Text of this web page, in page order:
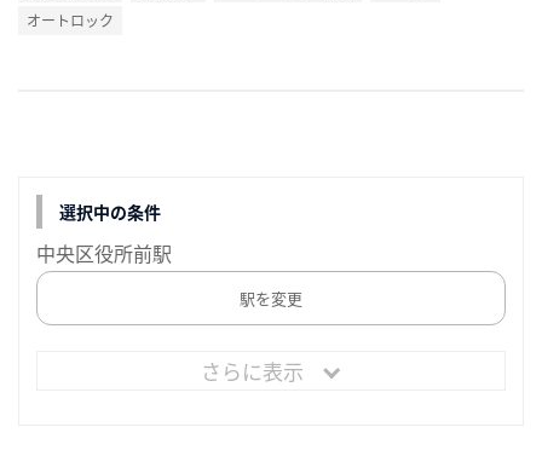
オートロック
選択中の条件
中央区役所前駅
駅を変更
さらに表示